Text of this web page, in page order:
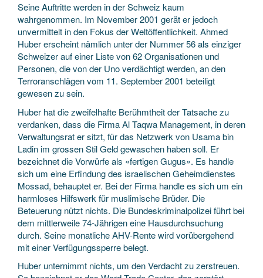
Seine Auftritte werden in der Schweiz kaum
wahrgenommen. Im November 2001 gerät er jedoch
unvermittelt in den Fokus der Weltöffentlichkeit. Ahmed
Huber erscheint nämlich unter der Nummer 56 als einziger
Schweizer auf einer Liste von 62 Organisationen und
Personen, die von der Uno verdächtigt werden, an den
Terroranschlägen vom 11. September 2001 beteiligt
gewesen zu sein.
Huber hat die zweifelhafte Berühmtheit der Tatsache zu
verdanken, dass die Firma Al Taqwa Management, in deren
Verwaltungsrat er sitzt, für das Netzwerk von Usama bin
Ladin im grossen Stil Geld gewaschen haben soll. Er
bezeichnet die Vorwürfe als «fertigen Gugus». Es handle
sich um eine Erfindung des israelischen Geheimdienstes
Mossad, behauptet er. Bei der Firma handle es sich um ein
harmloses Hilfswerk für muslimische Brüder. Die
Beteuerung nützt nichts. Die Bundeskriminalpolizei führt bei
dem mittlerweile 74-Jährigen eine Hausdurchsuchung
durch. Seine monatliche AHV-Rente wird vorübergehend
mit einer Verfügungssperre belegt.
Huber unternimmt nichts, um den Verdacht zu zerstreuen.